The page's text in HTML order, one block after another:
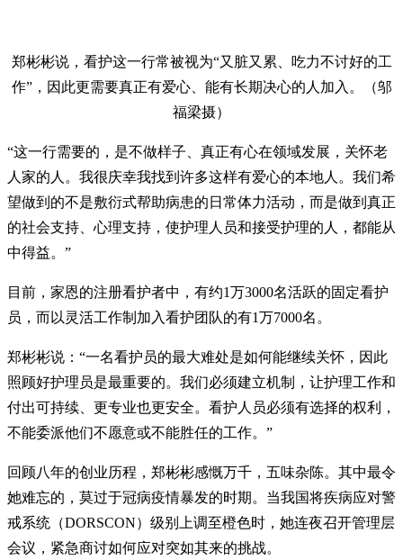
郑彬彬说，看护这一行常被视为“又脏又累、吃力不讨好的工
作”，因此更需要真正有爱心、能有长期决心的人加入。（邬
福梁摄）
“这一行需要的，是不做样子、真正有心在领域发展，关怀老
人家的人。我很庆幸我找到许多这样有爱心的本地人。我们希
望做到的不是敷衍式帮助病患的日常体力活动，而是做到真正
的社会支持、心理支持，使护理人员和接受护理的人，都能从
中得益。”
目前，家恩的注册看护者中，有约1万3000名活跃的固定看护
员，而以灵活工作制加入看护团队的有1万7000名。
郑彬彬说：“一名看护员的最大难处是如何能继续关怀，因此
照顾好护理员是最重要的。我们必须建立机制，让护理工作和
付出可持续、更专业也更安全。看护人员必须有选择的权利，
不能委派他们不愿意或不能胜任的工作。”
回顾八年的创业历程，郑彬彬感慨万千，五味杂陈。其中最令
她难忘的，莫过于冠病疫情暴发的时期。当我国将疾病应对警
戒系统（DORSCON）级别上调至橙色时，她连夜召开管理层
会议，紧急商讨如何应对突如其来的挑战。